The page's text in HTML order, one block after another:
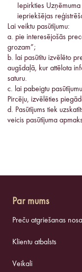
Iepirkties
iepriekšējas
Lai veiktu pasūtījumu:
a. pie interesējošās
grozam”;
b. lai pasūtītu izvēlēto
augšdaļā, kur attēlota
saturu.
c. lai pabeigtu
Pircēju, izvēlēties
d. Pasūtījums tiek
veicis pasūtījuma
Par mums
Preču atgriešanas
Klientu atbalsts
Veikali